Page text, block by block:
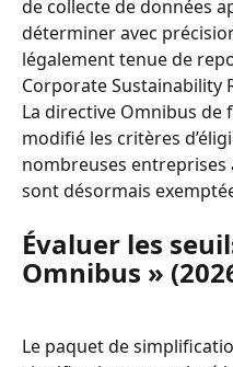
de collecte de données
déterminer avec
légalement tenue de
Corporate Sustainability
La directive Omnibus
modifié les critères
nombreuses entreprises
sont désormais
Évaluer les
Omnibus »
Le paquet de